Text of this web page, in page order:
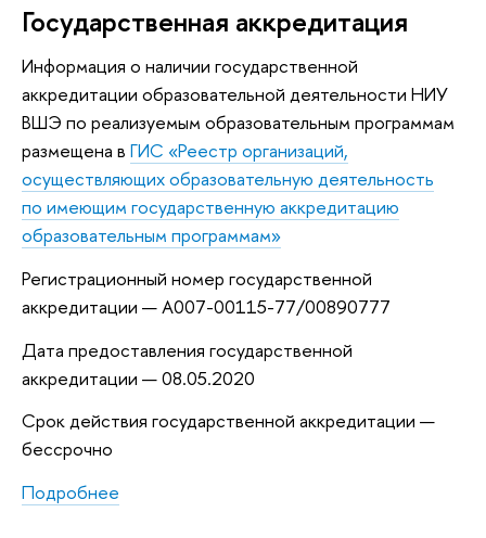
Государственная аккредитация
Информация о наличии государственной
аккредитации образовательной деятельности НИУ
ВШЭ по реализуемым образовательным программам
размещена в ГИС «Реестр организаций,
осуществляющих образовательную деятельность
по имеющим государственную аккредитацию
образовательным программам»
Регистрационный номер государственной
аккредитации — А007-00115-77/00890777
Дата предоставления государственной
аккредитации — 08.05.2020
Срок действия государственной аккредитации —
бессрочно
Подробнее